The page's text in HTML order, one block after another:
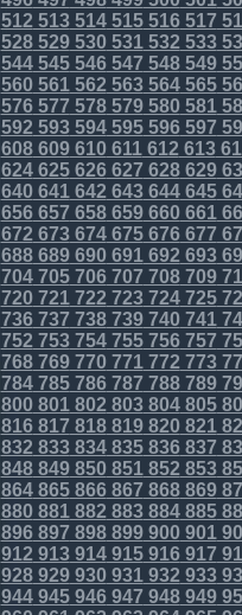
512 513514515516517
528529530531532 533
544545546547 548549
560561562 563564565
576577 578579580581
592 593594595596597
608609610611612 613
624625626627 628629
640641642 643644645
656657 658659660661
672 673674675676677
688689690691692 693
704705706707 708709
720721722 723724725
736737 738739740741
752 753754755756757
768769770771772 773
784785786787 788789
800801802 803804805
816817 818819820821
832 833834835836837
848849850851852 853
864865866867 868869
880881882 883884885
896897 898899900901
912 913914915916917
928929930931932 933
944945946947 948949